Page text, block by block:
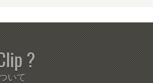
?
いて